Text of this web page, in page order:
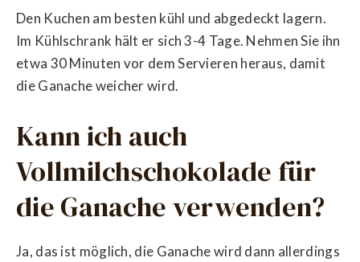
Den Kuchen am besten kühl und abgedeckt lagern.
Im Kühlschrank hält er sich 3-4 Tage. Nehmen Sie ihn
etwa 30 Minuten vor dem Servieren heraus, damit
die Ganache weicher wird.
Kann ich auch
Vollmilchschokolade für
die Ganache verwenden?
Ja, das ist möglich, die Ganache wird dann allerdings